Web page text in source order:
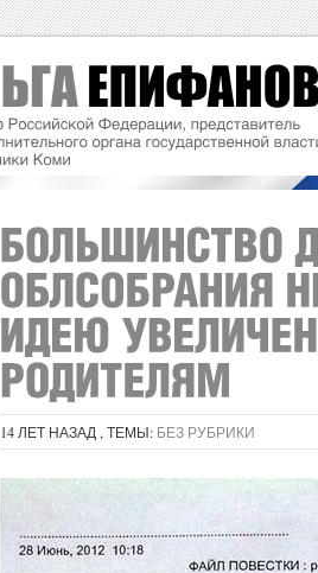
14 ЛЕТ НАЗАД , ТЕМЫ: БЕЗ РУБРИКИ